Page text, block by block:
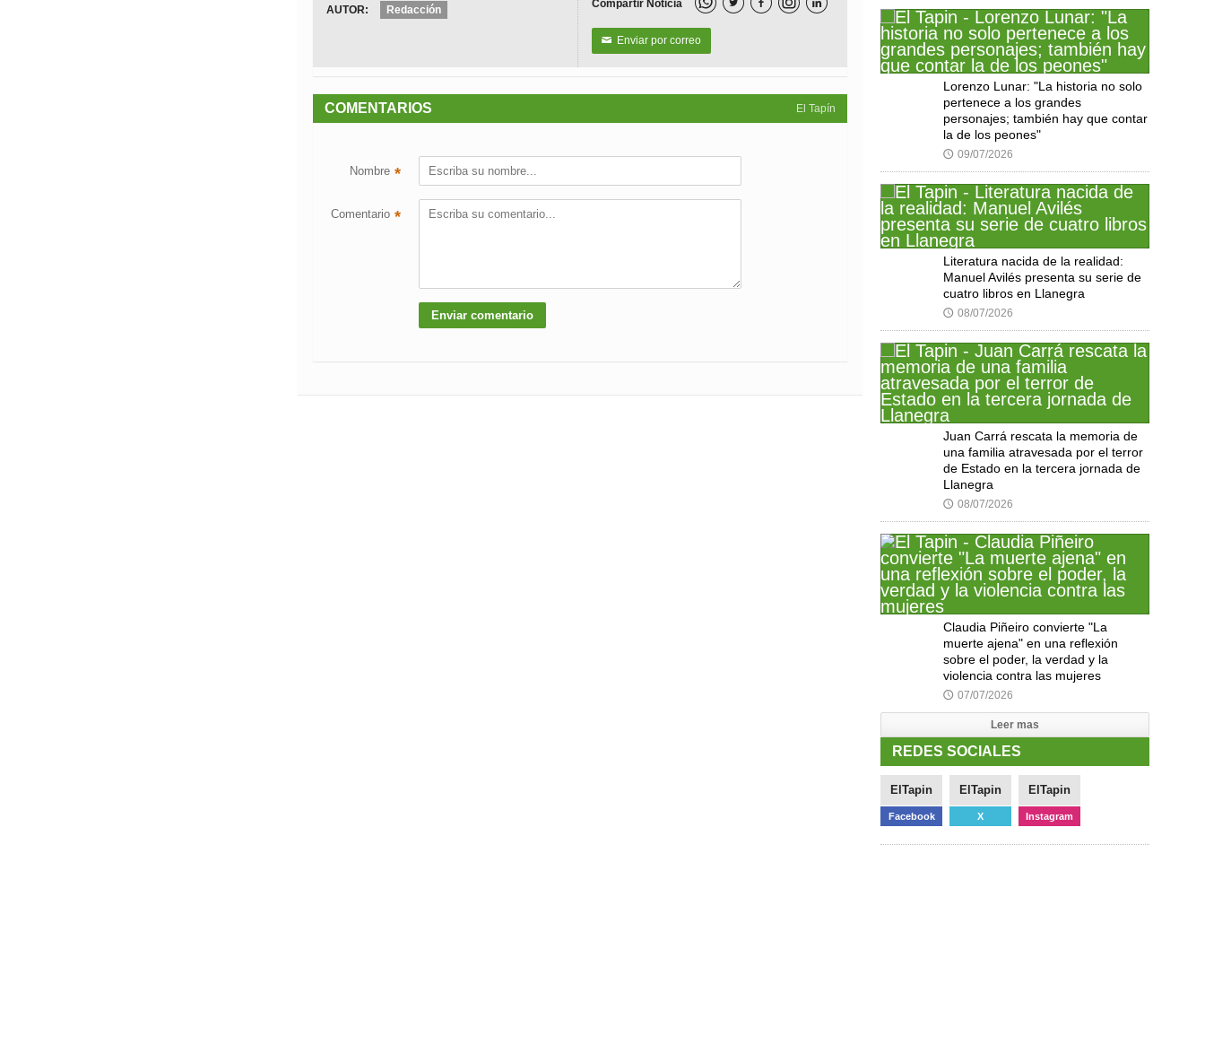
Compartir Noticia   
✉ Enviar por correo
AUTOR: Redacción
El Tapín
COMENTARIOS
Nombre *
Comentario *
Lorenzo Lunar: "La historia no solo
pertenece a los grandes
personajes; también hay que contar
la de los peones"
🕔 09/07/2026
Literatura nacida de la realidad:
Manuel Avilés presenta su serie de
cuatro libros en Llanegra
🕔 08/07/2026
Juan Carrá rescata la memoria de
una familia atravesada por el terror
de Estado en la tercera jornada de
Llanegra
🕔 08/07/2026
Claudia Piñeiro convierte "La
muerte ajena" en una reflexión
sobre el poder, la verdad y la
violencia contra las mujeres
🕔 07/07/2026
Leer mas
REDES SOCIALES
ElTapin
Facebook
ElTapin
X
ElTapin
Instagram